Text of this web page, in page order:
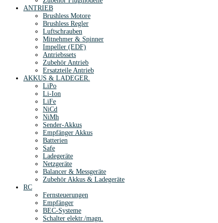
ANTRIEB
Brushless Motore
Brushless Regler
Luftschrauben
Mitnehmer & Spinner
Impeller (EDF)
Antriebssets
Zubehör Antrieb
Ersatzteile Antrieb
AKKUS & LADEGER.
LiPo
Li-Ion
LiFe
NiCd
NiMh
Sender-Akkus
Empfänger Akkus
Batterien
Safe
Ladegeräte
Netzgeräte
Balancer & Messgeräte
Zubehör Akkus & Ladegeräte
RC
Fernsteuerungen
Empfänger
BEC-Systeme
Schalter elektr./magn.